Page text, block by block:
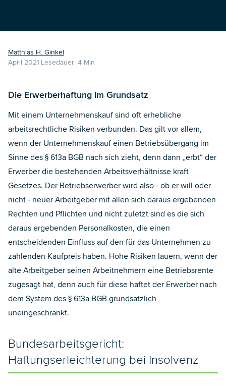
Matthias H. Ginkel
April 2021 Lesedauer: 4 Min
Die Erwerberhaftung im Grundsatz
Mit einem Unternehmenskauf sind oft erhebliche
arbeitsrechtliche Risiken verbunden. Das gilt vor allem,
wenn der Unternehmenskauf einen Betriebsübergang im
Sinne des § 613a BGB nach sich zieht, denn dann „erbt“ der
Erwerber die bestehenden Arbeitsverhältnisse kraft
Gesetzes. Der Betriebserwerber wird also - ob er will oder
nicht - neuer Arbeitgeber mit allen sich daraus ergebenden
Rechten und Pflichten und nicht zuletzt sind es die sich
daraus ergebenden Personalkosten, die einen
entscheidenden Einfluss auf den für das Unternehmen zu
zahlenden Kaufpreis haben. Hohe Risiken lauern, wenn der
alte Arbeitgeber seinen Arbeitnehmern eine Betriebsrente
zugesagt hat, denn auch für diese haftet der Erwerber nach
dem System des § 613a BGB grundsätzlich
uneingeschränkt.
Bundesarbeitsgericht:
Haftungserleichterung bei Insolvenz